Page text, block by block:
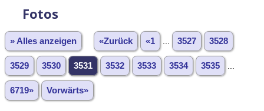
Fotos
» Alles anzeigen «Zurück «1 3527 3528
3529 3530 3531 3532 3533 3534 3535
6719» Vorwärts»